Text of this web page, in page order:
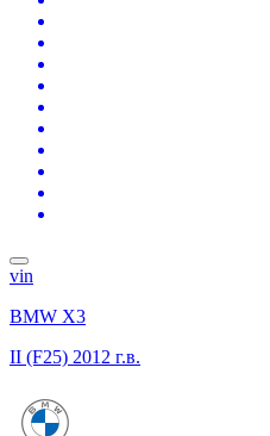
vin
BMW X3
II (F25) 2012 г.в.